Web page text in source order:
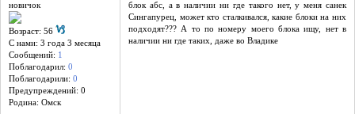
новичок
Возраст: 56
С нами: 3 года 3 месяцa
Сообщений: 1
Поблагодарил: 0
Поблагодарили: 0
Предупреждений: 0
Родина: Омск
блок абс, а в наличии ни где такого нет, у меня санек
Сингапурец, может кто сталкивался, какие блоки на них
подходят??? А то по номеру моего блока ищу, нет в
наличии ни где таких, даже во Владике